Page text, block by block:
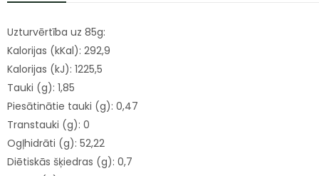
Uzturvērtība uz 85g:
Kalorijas (kKal): 292,9
Kalorijas (kJ): 1225,5
Tauki (g): 1,85
Piesātinātie tauki (g): 0,47
Transtauki (g): 0
Ogļhidrāti (g): 52,22
Diētiskās šķiedras (g): 0,7